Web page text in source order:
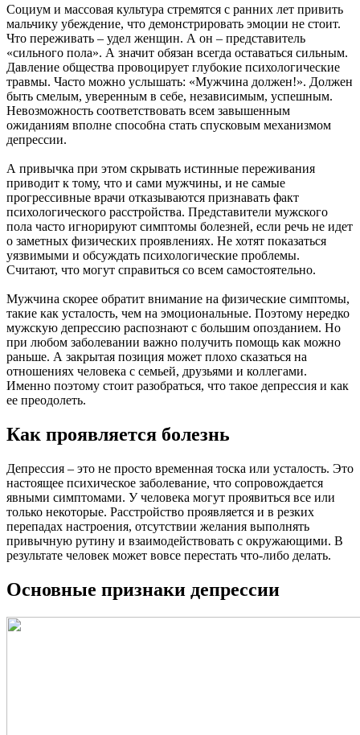
Социум и массовая культура стремятся с ранних лет привить
мальчику убеждение, что демонстрировать эмоции не стоит.
Что переживать – удел женщин. А он – представитель
«сильного пола». А значит обязан всегда оставаться сильным.
Давление общества провоцирует глубокие психологические
травмы. Часто можно услышать: «Мужчина должен!». Должен
быть смелым, уверенным в себе, независимым, успешным.
Невозможность соответствовать всем завышенным
ожиданиям вполне способна стать спусковым механизмом
депрессии.
А привычка при этом скрывать истинные переживания
приводит к тому, что и сами мужчины, и не самые
прогрессивные врачи отказываются признавать факт
психологического расстройства. Представители мужского
пола часто игнорируют симптомы болезней, если речь не идет
о заметных физических проявлениях. Не хотят показаться
уязвимыми и обсуждать психологические проблемы.
Считают, что могут справиться со всем самостоятельно.
Мужчина скорее обратит внимание на физические симптомы,
такие как усталость, чем на эмоциональные. Поэтому нередко
мужскую депрессию распознают с большим опозданием. Но
при любом заболевании важно получить помощь как можно
раньше. А закрытая позиция может плохо сказаться на
отношениях человека с семьей, друзьями и коллегами.
Именно поэтому стоит разобраться, что такое депрессия и как
ее преодолеть.
Как проявляется болезнь
Депрессия – это не просто временная тоска или усталость. Это
настоящее психическое заболевание, что сопровождается
явными симптомами. У человека могут проявиться все или
только некоторые. Расстройство проявляется и в резких
перепадах настроения, отсутствии желания выполнять
привычную рутину и взаимодействовать с окружающими. В
результате человек может вовсе перестать что-либо делать.
Основные признаки депрессии